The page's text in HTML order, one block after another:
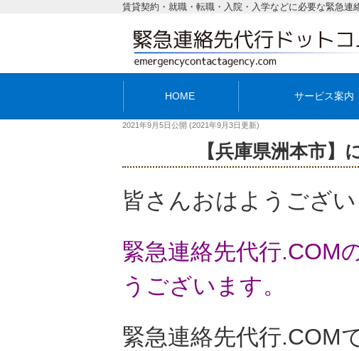
賃貸契約・就職・転職・入院・入学などに必要な緊急連
HOME サービス案内
2021年9月5日公開 (2021年9月3日更新)
【兵庫県洲本市
皆さんおはようござ
緊急連絡先代行.COM
うございます。
緊急連絡先代行.COM